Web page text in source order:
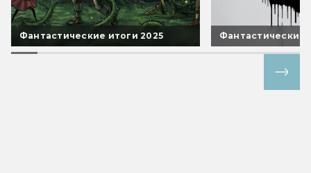
Фантастические итоги 2025 Фантастические